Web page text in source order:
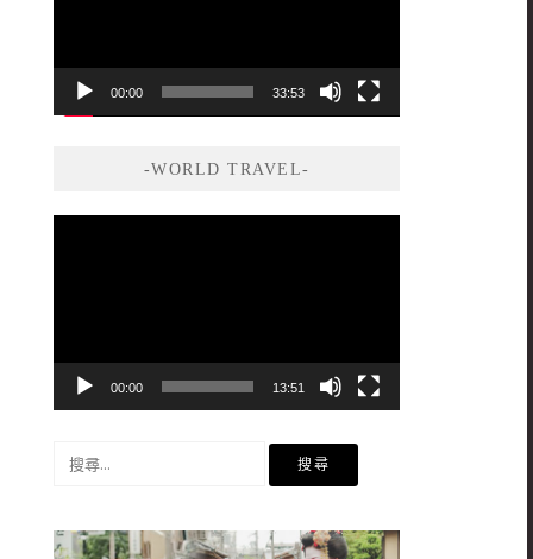
00:00 33:53
-WORLD TRAVEL-
00:00 13:51
字: